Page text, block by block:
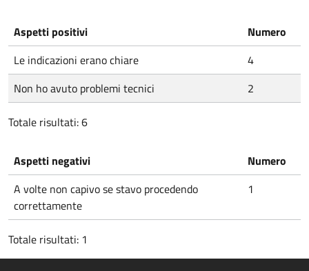
Aspetti positivi
Numero
Le indicazioni erano chiare
4
Non ho avuto problemi tecnici
2
Totale risultati: 6
Aspetti negativi
Numero
A volte non capivo se stavo procedendo
correttamente
1
Totale risultati: 1